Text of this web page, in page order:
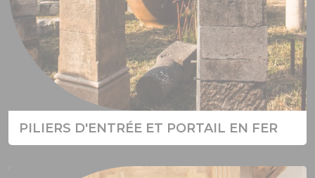
PILIERS D'ENTRÉE ET PORTAIL EN FER